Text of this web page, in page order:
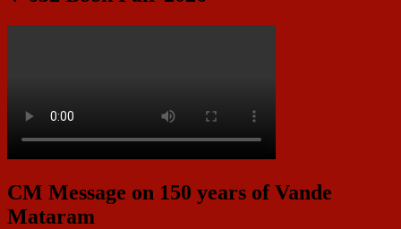
CM Message on 150 years of Vande
Mataram